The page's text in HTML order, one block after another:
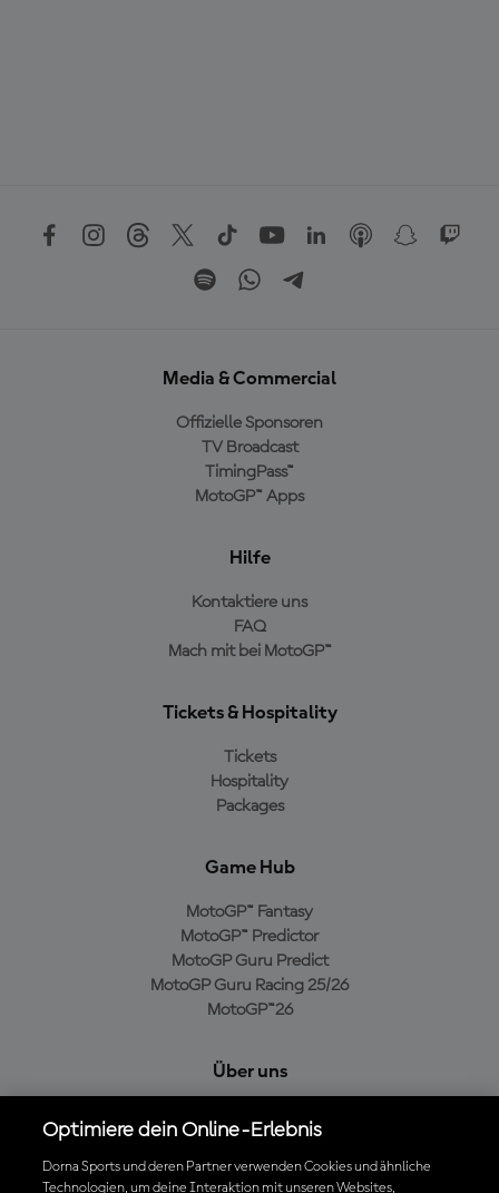
Media & Commercial
Offizielle Sponsoren
TV Broadcast
TimingPass™
MotoGP™ Apps
Hilfe
Kontaktiere uns
FAQ
Mach mit bei MotoGP™
Tickets & Hospitality
Tickets
Hospitality
Packages
Game Hub
MotoGP™ Fantasy
MotoGP™ Predictor
MotoGP Guru Predict
MotoGP Guru Racing 25/26
MotoGP™26
Über uns
Cookie-Richtlinien
Geschäftsbedingungen
Optimiere dein Online-Erlebnis
Dorna Sports und deren Partner verwenden Cookies und ähnliche
Technologien, um deine Interaktion mit unseren Websites,